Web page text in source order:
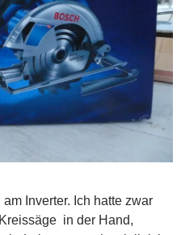
Inverter. Ich hatte zwar
in der Hand,